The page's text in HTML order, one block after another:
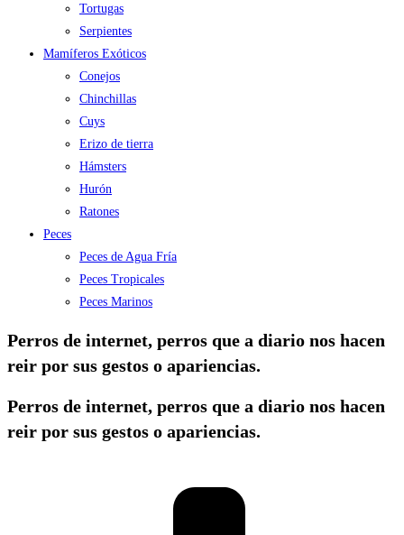
Tortugas
Serpientes
Mamíferos Exóticos
Conejos
Chinchillas
Cuys
Erizo de tierra
Hámsters
Hurón
Ratones
Peces
Peces de Agua Fría
Peces Tropicales
Peces Marinos
Perros de internet, perros que a diario nos hacen
reir por sus gestos o apariencias.
Perros de internet, perros que a diario nos hacen
reir por sus gestos o apariencias.